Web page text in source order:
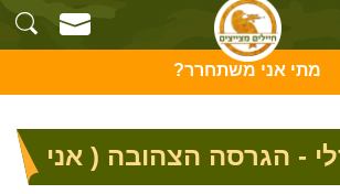
מתי אני משתחרר?
- הגרסה הצהובה ( אני